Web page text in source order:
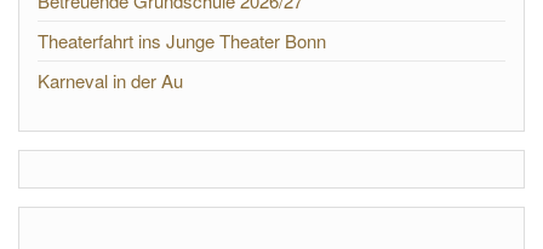
Theaterfahrt ins Junge Theater Bonn
Karneval in der Au